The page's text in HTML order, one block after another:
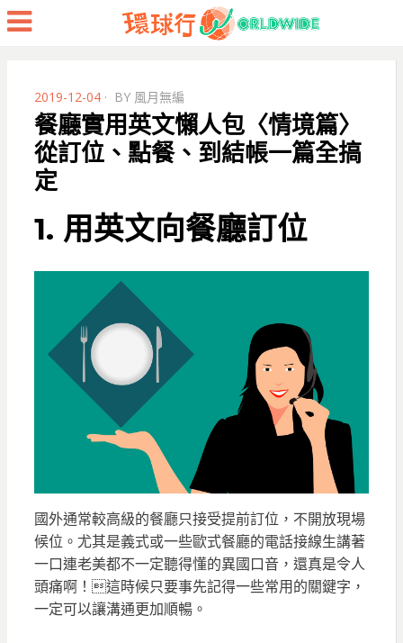
Menu
POSTED
ON
2019-12-04 BY 風月無編
餐廳實用英文懶人包〈情境篇〉
從訂位、點餐、到結帳一篇全搞
定
1. 用英文向餐廳訂位
國外通常較高級的餐廳只接受提前訂位，不開放現場
候位。尤其是義式或一些歐式餐廳的電話接線生講著
一口連老美都不一定聽得懂的異國口音，還真是令人
頭痛啊！這時候只要事先記得一些常用的關鍵字，
一定可以讓溝通更加順暢。